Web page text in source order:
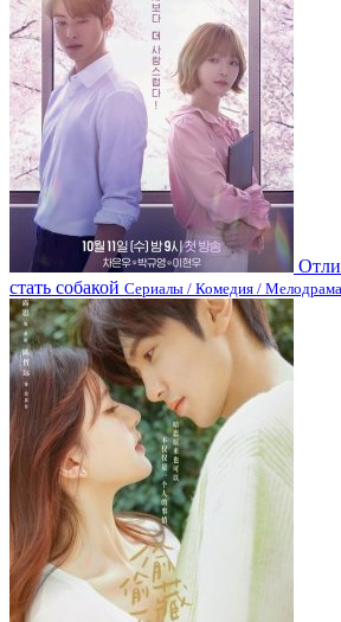
стать собакой Сериалы / Комедия /